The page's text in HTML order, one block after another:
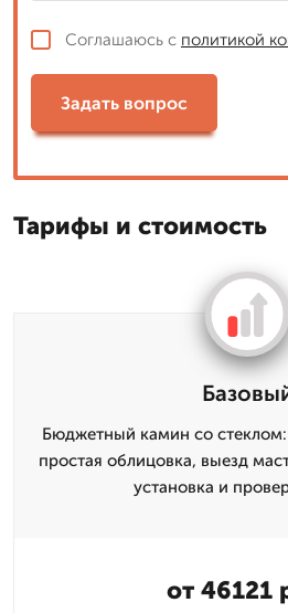
Соглашаюсь с политикой
Задать вопрос
Тарифы и стоимость
Бюджетный камин со стеклом:
простая облицовка, выезд
установка и
от 46121